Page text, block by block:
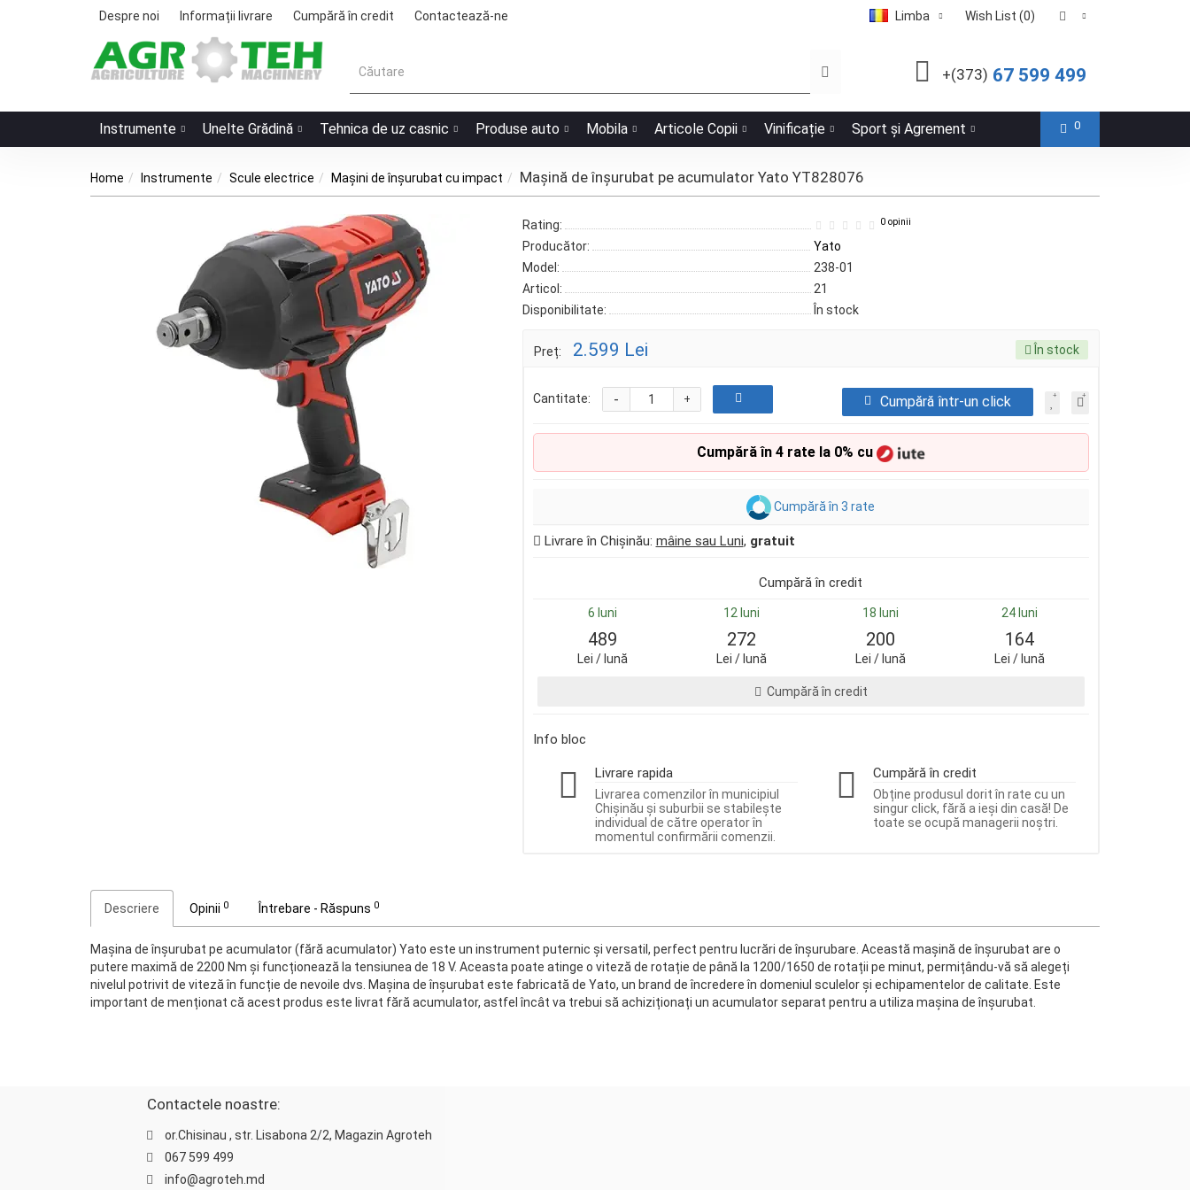
Despre noi Informații livrare Cumpără în credit Contactează-ne Limba Wish List (0)
+(373) 67 599 499
Instrumente Unelte Grădină Tehnica de uz casnic Produse auto Mobila Articole Copii Vinificație Sport și Agrement 0
Home Instrumente Scule electrice Mașini de înșurubat cu impact Mașină de înşurubat pe acumulator Yato YT828076
Rating: 0 opinii
Producător:
Yato
Model:
238-01
Articol:
21
Disponibilitate:
În stock
Preț: 2.599 Lei În stock
Cantitate: +
- Cumpără într-un click
Cumpără în 4 rate la 0% cu
Cumpără în 3 rate
Livrare în Chișinău: mâine sau Luni, gratuit
Cumpără în credit
6 luni 12 luni 18 luni 24 luni
489
Lei / lună
272
Lei / lună
200
Lei / lună
164
Lei / lună
Cumpără în credit
Info bloc
Livrare rapida
Livrarea comenzilor în municipiul
Chișinău și suburbii se stabilește
individual de către operator în
momentul confirmării comenzii.
Cumpără în credit
Obține produsul dorit în rate cu un
singur click, fără a ieși din casă! De
toate se ocupă managerii noștri.
Descriere Opinii 0 Întrebare - Răspuns 0
Mașina de înşurubat pe acumulator (fără acumulator) Yato este un instrument puternic și versatil, perfect pentru lucrări de înşurubare. Această mașină de înşurubat are o
putere maximă de 2200 Nm și funcționează la tensiunea de 18 V. Aceasta poate atinge o viteză de rotație de până la 1200/1650 de rotații pe minut, permițându-vă să alegeți
nivelul potrivit de viteză în funcție de nevoile dvs. Mașina de înşurubat este fabricată de Yato, un brand de încredere în domeniul sculelor și echipamentelor de calitate. Este
important de menționat că acest produs este livrat fără acumulator, astfel încât va trebui să achiziționați un acumulator separat pentru a utiliza mașina de înşurubat.
Contactele noastre:
or.Chisinau , str. Lisabona 2/2, Magazin Agroteh
067 599 499
info@agroteh.md